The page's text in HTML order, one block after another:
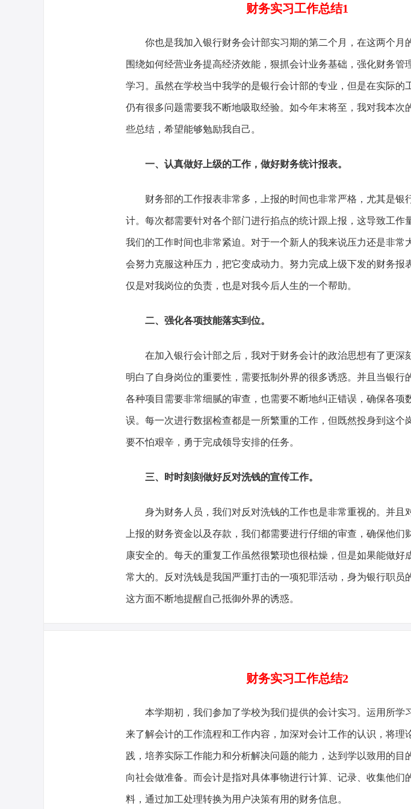
财务实习工作总结1
你也是我加入银行财务会计部实习期的第二个月，在这两个月
围绕如何经营业务提高经济效能，狠抓会计业务基础，强化财务管
学习。虽然在学校当中我学的是银行会计部的专业，但是在实际的
仍有很多问题需要我不断地吸取经验。如今年末将至，我对我本次
些总结，希望能够勉励我自己。
一、认真做好上级的工作，做好财务统计报表。
财务部的工作报表非常多，上报的时间也非常严格，尤其是银
计。每次都需要针对各个部门进行掐点的统计跟上报，这导致工作
我们的工作时间也非常紧迫。对于一个新人的我来说压力还是非常
会努力克服这种压力，把它变成动力。努力完成上级下发的财务报
仅是对我岗位的负责，也是对我今后人生的一个帮助。
二、强化各项技能落实到位。
在加入银行会计部之后，我对于财务会计的政治思想有了更深
明白了自身岗位的重要性，需要抵制外界的很多诱惑。并且当银行
各种项目需要非常细腻的审查，也需要不断地纠正错误，确保各项
误。每一次进行数据检查都是一所繁重的工作，但既然投身到这个
要不怕艰辛，勇于完成领导安排的任务。
三、时时刻刻做好反对洗钱的宣传工作。
身为财务人员，我们对反对洗钱的工作也是非常重视的。并且
上报的财务资金以及存款，我们都需要进行仔细的审查，确保他们
康安全的。每天的重复工作虽然很繁琐也很枯燥，但是如果能做好
常大的。反对洗钱是我国严重打击的一项犯罪活动，身为银行职员
这方面不断地提醒自己抵御外界的诱惑。
财务实习工作总结2
本学期初，我们参加了学校为我们提供的会计实习。运用所学
来了解会计的工作流程和工作内容，加深对会计工作的认识，将理
践，培养实际工作能力和分析解决问题的能力，达到学以致用的目
向社会做准备。而会计是指对具体事物进行计算、记录、收集他们
料，通过加工处理转换为用户决策有用的财务信息。